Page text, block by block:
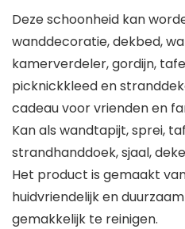
Deze schoonheid kan
wanddecoratie, dekbed,
kamerverdeler, gordijn,
picknickkleed en
cadeau voor vrienden en
Kan als wandtapijt, sprei,
strandhanddoek, sjaal,
Het product is gemaakt
huidvriendelijk en
gemakkelijk te reinigen.